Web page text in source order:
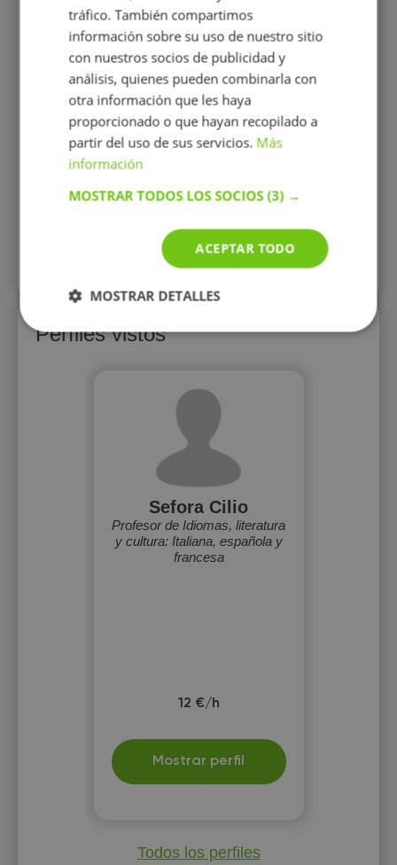
asignatura de lengua castellana en
cualquier nivel de secundaria y
bachillerato
Más perfiles similares
Perfiles vistos
Sefora Cilio
Profesor de Idiomas, literatura
y cultura: Italiana, española y
francesa
12 €/h
Mostrar perfil
Todos los perfiles
tráfico. También compartimos
información sobre su uso de nuestro sitio
con nuestros socios de publicidad y
análisis, quienes pueden combinarla con
otra información que les haya
proporcionado o que hayan recopilado a
partir del uso de sus servicios. Más
información
MOSTRAR TODOS LOS SOCIOS(3) →
ACEPTAR TODO
MOSTRAR DETALLES